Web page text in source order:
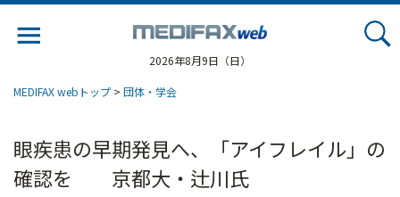
2026年8月9日（日）
MEDIFAX webトップ > 団体・学会
眼疾患の早期発見へ、「アイフレイル」の
確認を 京都大・辻川氏